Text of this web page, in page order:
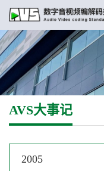
AVS大事记
2005